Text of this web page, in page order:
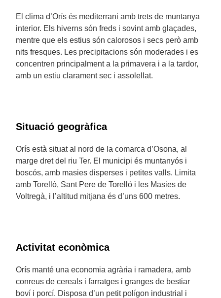
El clima d’Orís és mediterrani amb trets de muntanya
interior. Els hiverns són freds i sovint amb glaçades,
mentre que els estius són calorosos i secs però amb
nits fresques. Les precipitacions són moderades i es
concentren principalment a la primavera i a la tardor,
amb un estiu clarament sec i assolellat.
Situació geogràfica
Orís està situat al nord de la comarca d’Osona, al
marge dret del riu Ter. El municipi és muntanyós i
boscós, amb masies disperses i petites valls. Limita
amb Torelló, Sant Pere de Torelló i les Masies de
Voltregà, i l’altitud mitjana és d’uns 600 metres.
Activitat econòmica
Orís manté una economia agrària i ramadera, amb
conreus de cereals i farratges i granges de bestiar
boví i porcí. Disposa d’un petit polígon industrial i